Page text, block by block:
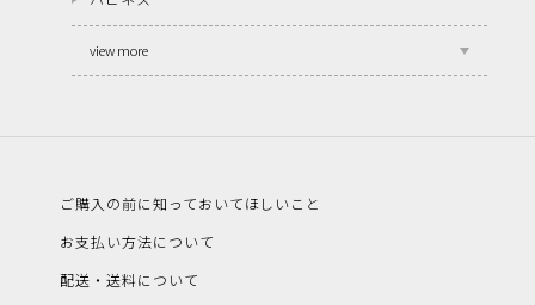
view more
ご購入の前に知っておいてほしいこと
お支払い方法について
配送・送料について